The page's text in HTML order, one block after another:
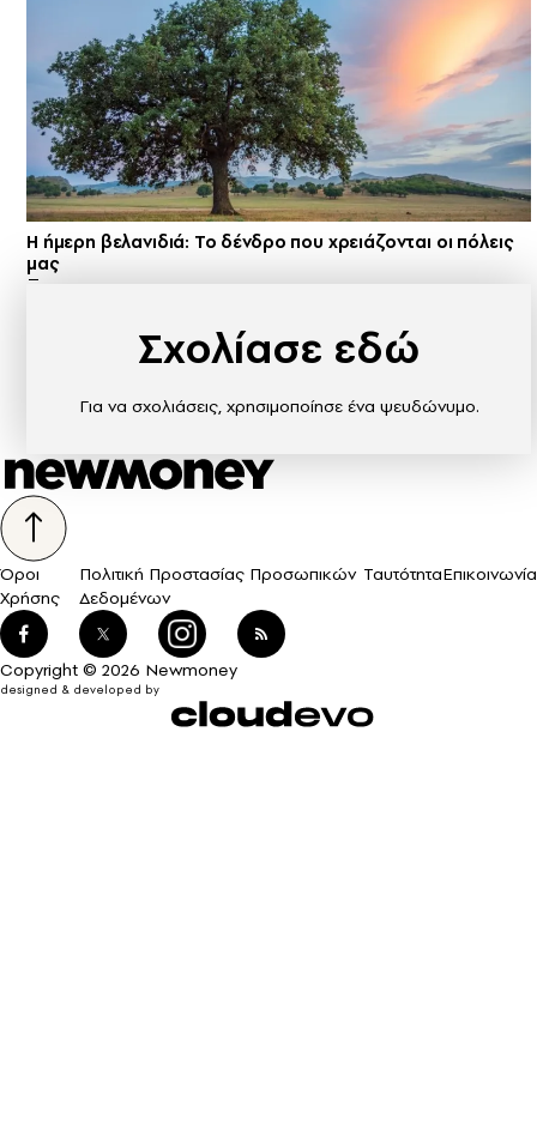
Η ήμερη βελανιδιά: Το δένδρο που χρειάζονται οι πόλεις
μας
Σχολίασε εδώ
Για να σχολιάσεις, χρησιμοποίησε ένα ψευδώνυμο.
Όροι
Χρήσης
Πολιτική Προστασίας Προσωπικών
Δεδομένων
ΤαυτότηταΕπικοινωνία
Copyright © 2026 Newmoney
designed & developed by